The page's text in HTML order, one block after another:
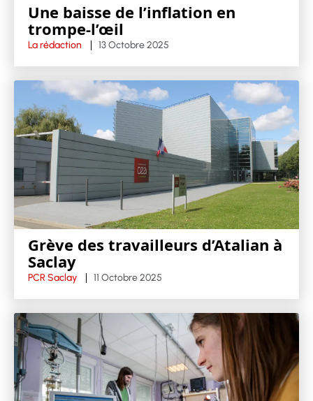
Une baisse de l’inflation en
trompe-l’œil
La rédaction 13 Octobre 2025
Grève des travailleurs d’Atalian à
Saclay
PCR Saclay 11 Octobre 2025